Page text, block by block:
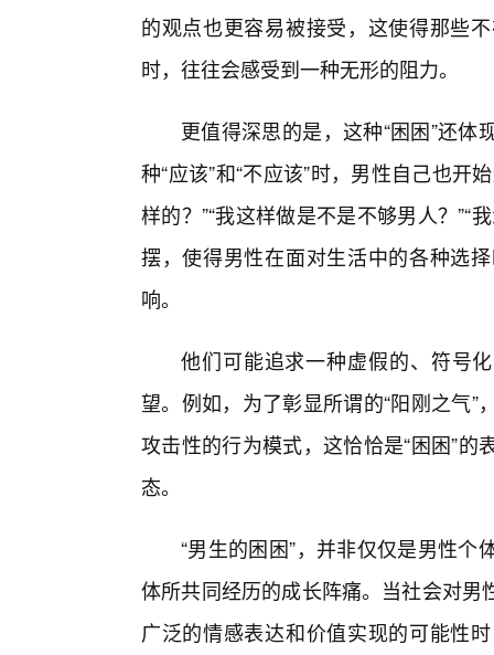
的观点也更容易被接受，这使得那些
时，往往会感受到一种无形的阻力。
更值得深思的是，这种“困困”还
种“应该”和“不应该”时，男性自己也开
样的？”“我这样做是不是不够男人？”“
摆，使得男性在面对生活中的各种选
响。
他们可能追求一种虚假的、符号
望。例如，为了彰显所谓的“阳刚之气
攻击性的行为模式，这恰恰是“困困”
态。
“男生的困困”，并非仅仅是男性
体所共同经历的成长阵痛。当社会对
广泛的情感表达和价值实现的可能性